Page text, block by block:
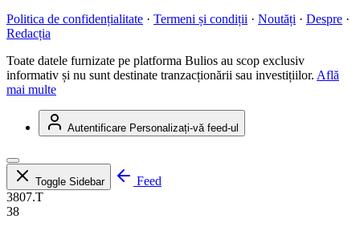
Politica de confidențialitate · Termeni și condiții · Noutăți · Despre ·
Redacția
Toate datele furnizate pe platforma Bulios au scop exclusiv
informativ și nu sunt destinate tranzacționării sau investițiilor. Află
mai multe
Autentificare Personalizați-vă feed-ul
Toggle Sidebar
Feed
3807.T
38